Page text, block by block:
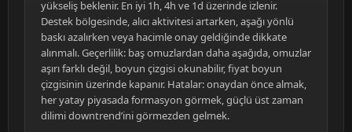
yükseliş beklenir. En iyi 1h, 4h ve 1d üzerinde izlenir.
Destek bölgesinde, alıcı aktivitesi artarken, aşağı yönlü
baskı azalırken veya hacimle onay geldiğinde dikkate
alınmalı. Geçerlilik: baş omuzlardan daha aşağıda, omuzlar
aşırı farklı değil, boyun çizgisi okunabilir, fiyat boyun
çizgisinin üzerinde kapanır. Hatalar: onaydan önce almak,
her yatay piyasada formasyon görmek, güçlü üst zaman
dilimi downtrend’ini görmezden gelmek.